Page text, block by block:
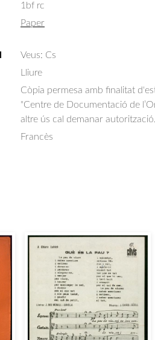
1bf rc
Paper
Veus: Cs
Lliure
Còpia permesa amb finalitat
"Centre de Documentació de
altre ús cal demanar autorització.
Francès